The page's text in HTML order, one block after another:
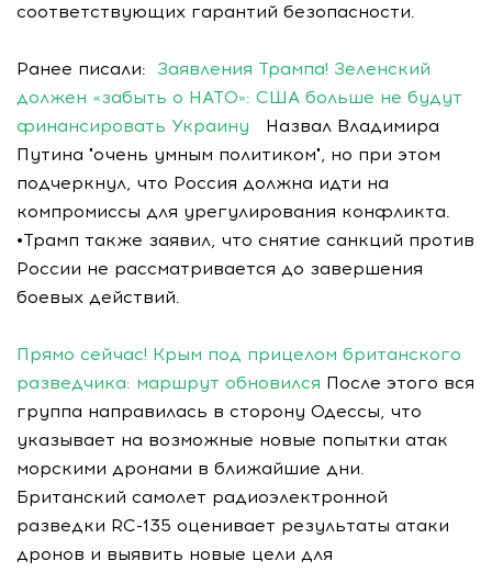
соответствующих гарантий безопасности.
Ранее писали: Заявления Трампа! Зеленский
должен «забыть о НАТО»: США больше не будут
финансировать Украину Назвал Владимира
Путина "очень умным политиком", но при этом
подчеркнул, что Россия должна идти на
компромиссы для урегулирования конфликта.
•Трамп также заявил, что снятие санкций против
России не рассматривается до завершения
боевых действий.
Прямо сейчас! Крым под прицелом британского
разведчика: маршрут обновился После этого вся
группа направилась в сторону Одессы, что
указывает на возможные новые попытки атак
морскими дронами в ближайшие дни.
Британский самолет радиоэлектронной
разведки RC-135 оценивает результаты атаки
дронов и выявить новые цели для